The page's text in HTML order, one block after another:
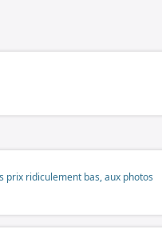
prix ridiculement bas, aux photos